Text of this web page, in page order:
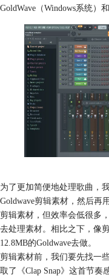
GoldWave（Windows系统）
为了更加简便地处理歌曲，
Goldwave剪辑素材，然后再
剪辑素材，但效率会低很多
去处理素材。相比之下，像
12.8MB的Goldwave去做。
剪辑素材前，我们要先找一
取了《Clap Snap》这首节